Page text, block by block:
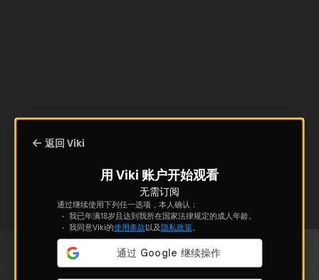
返回 Viki
用 Viki 账户开始观看
无需订阅
通过继续使用下列任一选项，本人确认：
我已年满18岁且达到我所在国家法律规定的成人年龄。
我同意Viki的使用条款以及隐私政策。